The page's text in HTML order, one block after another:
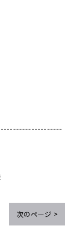
次のページ >